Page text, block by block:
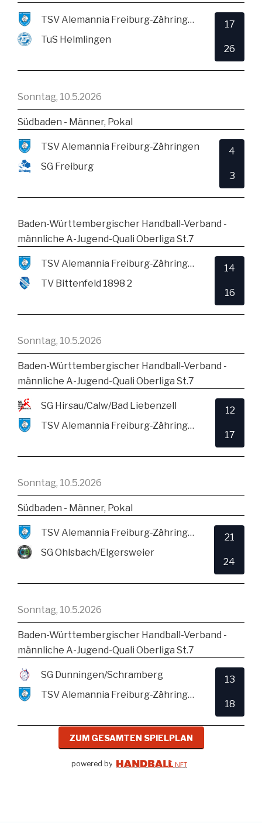
TSV Alemannia Freiburg-Zähringen
TuS Helmlingen
17
26
Sonntag, 10.5.2026
Südbaden - Männer, Pokal
TSV Alemannia Freiburg-Zähringen
SG Freiburg
4
3
Baden-Württembergischer Handball-Verband -
männliche A-Jugend-Quali Oberliga St.7
TSV Alemannia Freiburg-Zähringen
TV Bittenfeld 1898 2
14
16
Sonntag, 10.5.2026
Baden-Württembergischer Handball-Verband -
männliche A-Jugend-Quali Oberliga St.7
SG Hirsau/Calw/Bad Liebenzell
TSV Alemannia Freiburg-Zähringen
12
17
Sonntag, 10.5.2026
Südbaden - Männer, Pokal
TSV Alemannia Freiburg-Zähringen
SG Ohlsbach/Elgersweier
21
24
Sonntag, 10.5.2026
Baden-Württembergischer Handball-Verband -
männliche A-Jugend-Quali Oberliga St.7
SG Dunningen/Schramberg
TSV Alemannia Freiburg-Zähringen
13
18
ZUM GESAMTEN SPIELPLAN
powered by